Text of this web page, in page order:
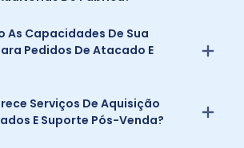
As Capacidades De Sua
Pedidos De Atacado E
Serviços De Aquisição
E Suporte Pós-Venda?